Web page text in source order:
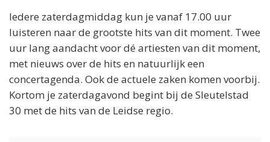
Iedere zaterdagmiddag kun je vanaf 17.00 uur
luisteren naar de grootste hits van dit moment. Twee
uur lang aandacht voor dé artiesten van dit moment,
met nieuws over de hits en natuurlijk een
concertagenda. Ook de actuele zaken komen voorbij.
Kortom je zaterdagavond begint bij de Sleutelstad
30 met de hits van de Leidse regio.